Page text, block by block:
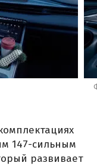
147-сильным
развивает